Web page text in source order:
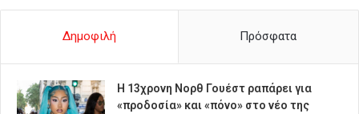
Δημοφιλή Πρόσφατα
Η 13χρονη Νορθ Γουέστ ραπάρει για
«προδοσία» και «πόνο» στο νέο της